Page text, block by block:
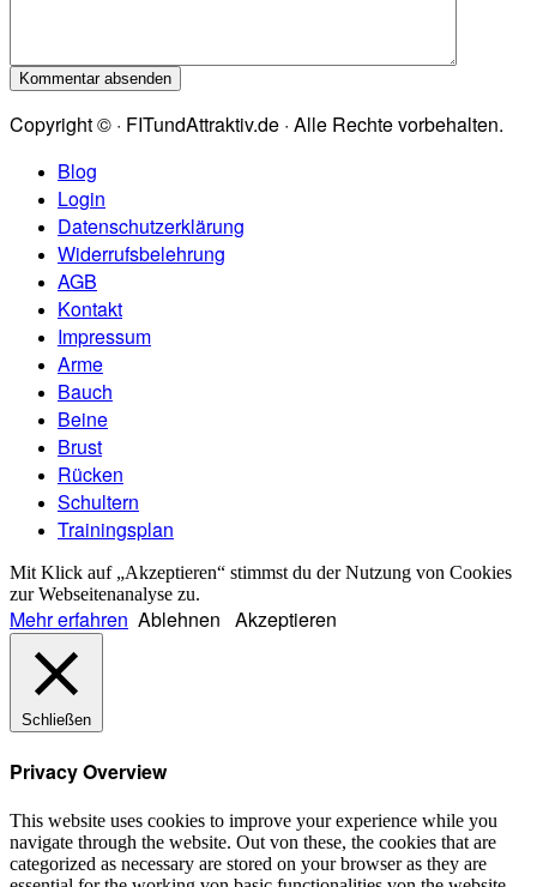
Copyright © · FITundAttraktiv.de · Alle Rechte vorbehalten.
Blog
Login
Datenschutzerklärung
Widerrufsbelehrung
AGB
Kontakt
Impressum
Arme
Bauch
Beine
Brust
Rücken
Schultern
Trainingsplan
Mit Klick auf „Akzeptieren“ stimmst du der Nutzung von Cookies
zur Webseitenanalyse zu.
Mehr erfahren Ablehnen Akzeptieren
Schließen
Privacy Overview
This website uses cookies to improve your experience while you
navigate through the website. Out von these, the cookies that are
categorized as necessary are stored on your browser as they are